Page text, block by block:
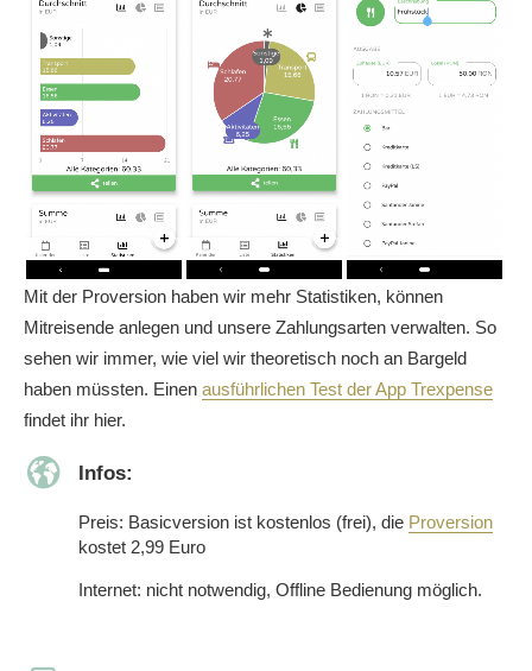
Mit der Proversion haben wir mehr Statistiken, können
Mitreisende anlegen und unsere Zahlungsarten verwalten. So
sehen wir immer, wie viel wir theoretisch noch an Bargeld
haben müssten. Einen ausführlichen Test der App Trexpense
findet ihr hier.
Infos:
Preis: Basicversion ist kostenlos (frei), die Proversion
kostet 2,99 Euro
Internet: nicht notwendig, Offline Bedienung möglich.